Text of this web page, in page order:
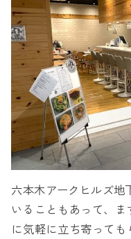
六本木アークヒルズ地
いることもあって、
に気軽に立ち寄って